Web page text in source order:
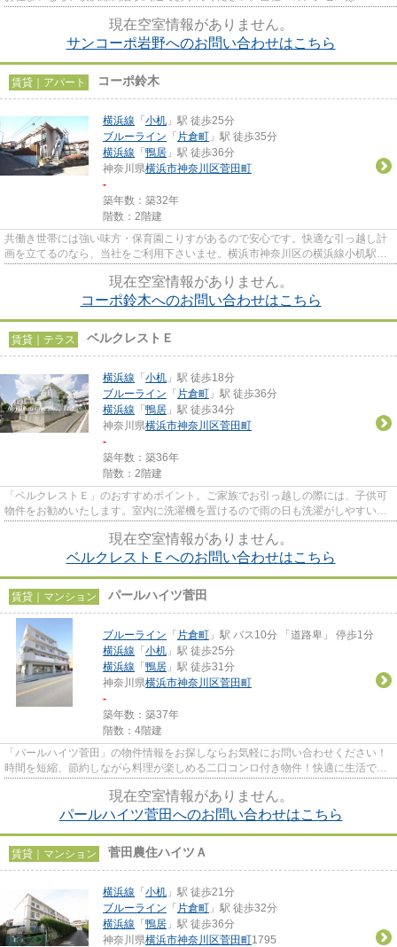
現在空室情報がありません。
サンコーポ岩野へのお問い合わせはこちら
賃貸｜アパート コーポ鈴木
横浜線 「 小机 」駅 徒歩25分
ブルーライン 「 片倉町 」駅 徒歩35分
横浜線 「 鴨居 」駅 徒歩36分
神奈川県横浜市神奈川区菅田町
-
築年数：築32年
階数：2階建
共働き世帯には強い味方・保育園こりすがあるので安心です。快適な引っ越し計
画を立てるのなら、当社をご利用下さいませ。横浜市神奈川区の横浜線小机駅近
現在空室情報がありません。
コーポ鈴木へのお問い合わせはこちら
賃貸｜テラス ベルクレストＥ
横浜線 「 小机 」駅 徒歩18分
ブルーライン 「 片倉町 」駅 徒歩36分
横浜線 「 鴨居 」駅 徒歩34分
神奈川県横浜市神奈川区菅田町
-
築年数：築36年
階数：2階建
「ベルクレストＥ」のおすすめポイント。ご家族でお引っ越しの際には、子供可
物件をお勧めいたします。室内に洗濯機を置けるので雨の日も洗濯がしやすいで
現在空室情報がありません。
ベルクレストＥへのお問い合わせはこちら
賃貸｜マンション パールハイツ菅田
ブルーライン 「 片倉町 」駅 バス10分 「道路卑」 停歩1分
横浜線 「 小机 」駅 徒歩25分
横浜線 「 鴨居 」駅 徒歩31分
神奈川県横浜市神奈川区菅田町
-
築年数：築37年
階数：4階建
「パールハイツ菅田」の物件情報をお探しならお気軽にお問い合わせください！
時間を短縮、節約しながら料理が楽しめる二口コンロ付き物件！快適に生活でき
現在空室情報がありません。
パールハイツ菅田へのお問い合わせはこちら
賃貸｜マンション 菅田農住ハイツＡ
横浜線 「 小机 」駅 徒歩21分
ブルーライン 「 片倉町 」駅 徒歩32分
横浜線 「 鴨居 」駅 徒歩36分
神奈川県横浜市神奈川区菅田町1795